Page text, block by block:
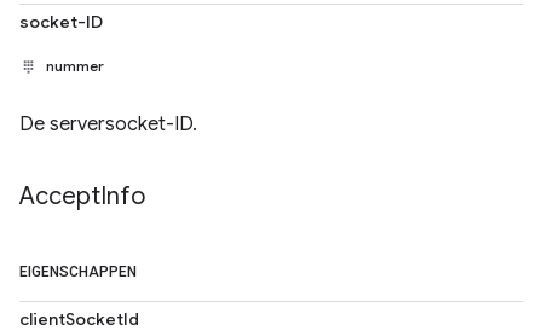
socket-ID
nummer
De serversocket-ID.
AcceptInfo
EIGENSCHAPPEN
clientSocketId